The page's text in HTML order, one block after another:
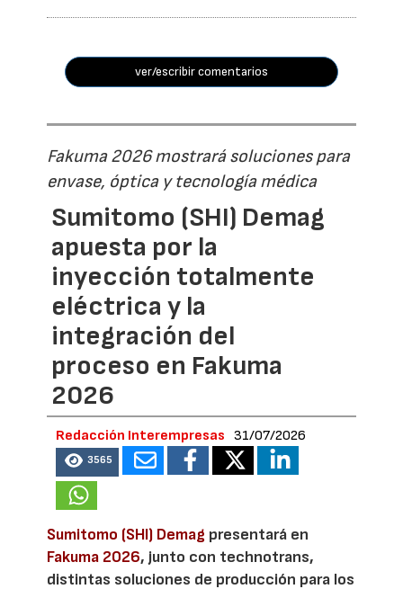
ver/escribir comentarios
Fakuma 2026 mostrará soluciones para
envase, óptica y tecnología médica
Sumitomo (SHI) Demag
apuesta por la
inyección totalmente
eléctrica y la
integración del
proceso en Fakuma
2026
Redacción Interempresas 31/07/2026
3565
Sumitomo (SHI) Demag presentará en
Fakuma 2026, junto con technotrans,
distintas soluciones de producción para los